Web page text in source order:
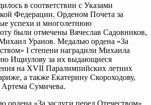
в соответствии с Указами
Федерации. Орденом Почета за
успехи и многолетнюю
были отмечены Вячеслав Садовников,
Уранов. Медалью ордена «За
I степени наградили Михаила
Ищиулову за их выдающиеся
на XVII Паралимпийских летних
а также Екатерину Скороходову,
Сумичева.
ордена «За заслуги перед Отечеством»